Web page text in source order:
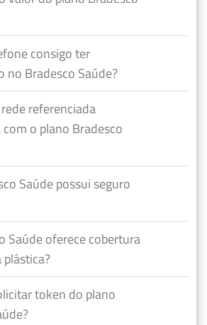
consigo ter
no Bradesco Saúde?
referenciada
o plano Bradesco
Saúde possui seguro
Saúde oferece cobertura
plástica?
token do plano